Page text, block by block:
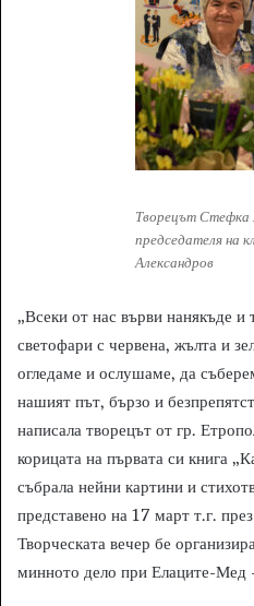
Творецът Стефка
председателя на
Александров
„Всеки от нас върви нанякъде
светофари с червена, жълта и
огледаме и ослушаме, да
нашият път, бързо и
написала творецът от гр.
корицата на първата си книга
събрала нейни картини и
представено на 17 март т.г.
Творческата вечер бе
минното дело при Елаците-Мед